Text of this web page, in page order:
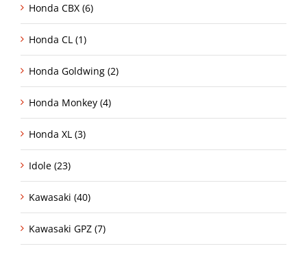
Honda CBX (6)
Honda CL (1)
Honda Goldwing (2)
Honda Monkey (4)
Honda XL (3)
Idole (23)
Kawasaki (40)
Kawasaki GPZ (7)